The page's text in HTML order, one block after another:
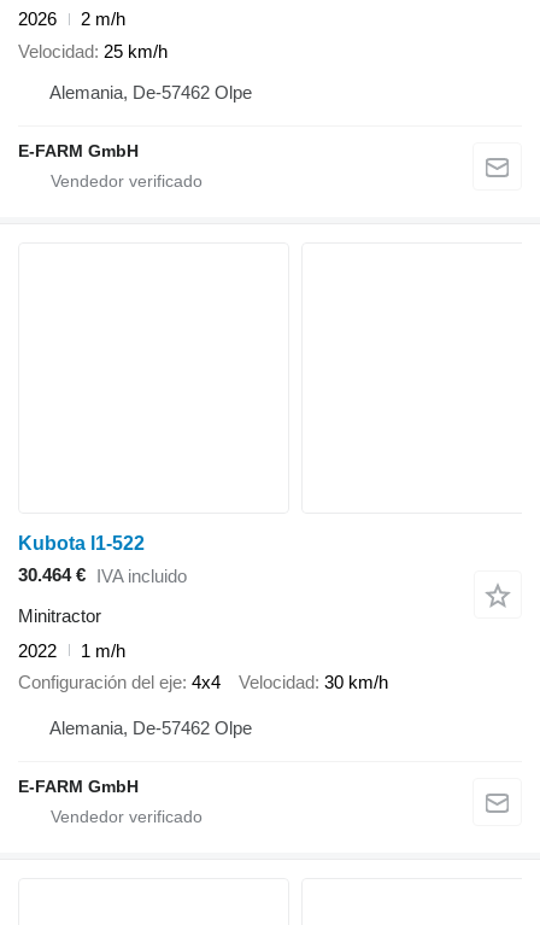
2026
2 m/h
Velocidad 25 km/h
Alemania, De-57462 Olpe
E-FARM GmbH
Kubota l1-522
30.464 € IVA incluido
Minitractor
2022
1 m/h
Configuración del eje 4x4 Velocidad 30 km/h
Alemania, De-57462 Olpe
E-FARM GmbH